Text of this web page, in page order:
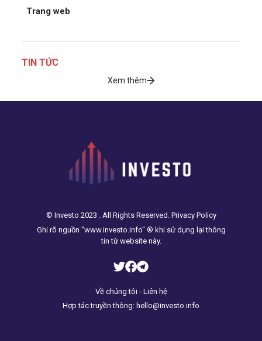
Trang web
TIN TỨC
Xem thêm
© Investo 2023 . All Rights Reserved. Privacy Policy
Ghi rõ nguồn "www.investo.info" ® khi sử dụng lại thông
tin từ website này.
Về chúng tôi - Liên hệ
Hợp tác truyền thông: hello@investo.info